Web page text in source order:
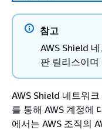
참고
AWS Shield
판 릴리스이
AWS Shield 네트워
를 통해 AWS 계정에
에서는 AWS 조직의